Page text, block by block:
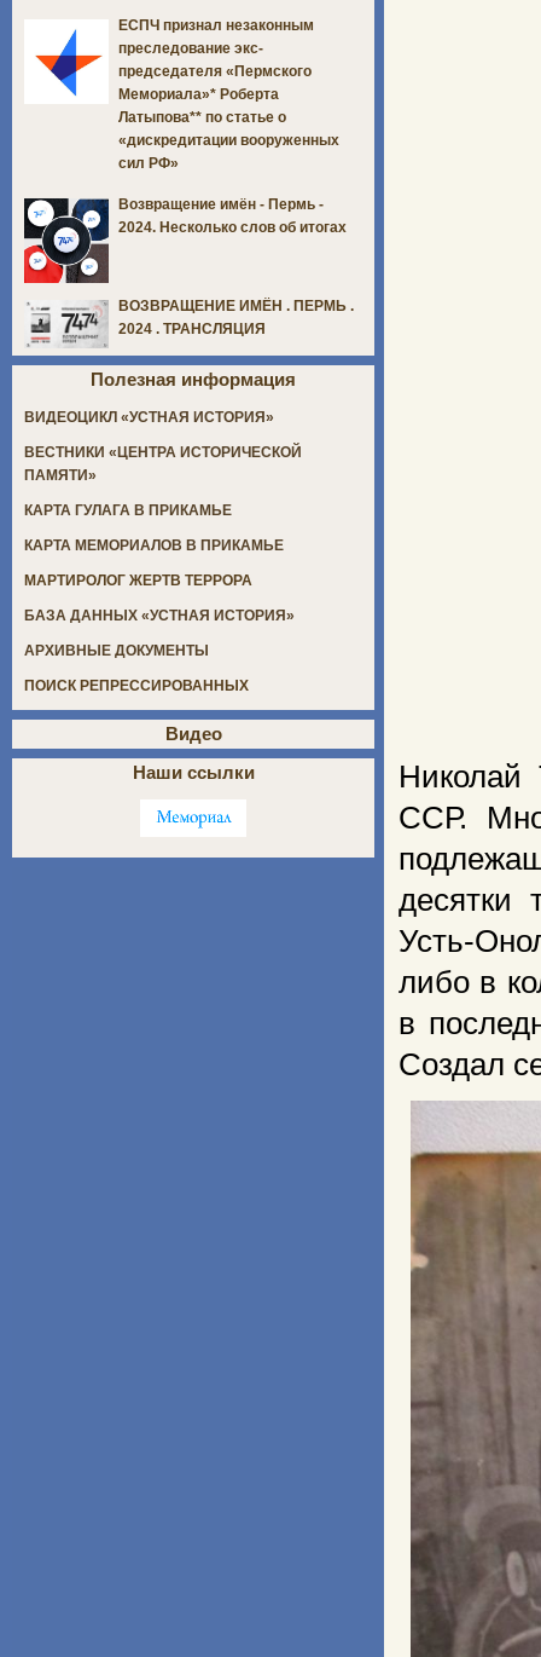
Николай
ССР.
десятки
Усть-
либо в
в
Создал
ЕСПЧ признал незаконным
преследование экс-
председателя «Пермского
Мемориала»* Роберта
Латыпова** по статье о
«дискредитации вооруженных
сил РФ»
Возвращение имён - Пермь -
2024. Несколько слов об итогах
ВОЗВРАЩЕНИЕ ИМЁН . ПЕРМЬ .
2024 . ТРАНСЛЯЦИЯ
Полезная информация
ВИДЕОЦИКЛ «УСТНАЯ ИСТОРИЯ»
ВЕСТНИКИ «ЦЕНТРА ИСТОРИЧЕСКОЙ
ПАМЯТИ»
КАРТА ГУЛАГА В ПРИКАМЬЕ
КАРТА МЕМОРИАЛОВ В ПРИКАМЬЕ
МАРТИРОЛОГ ЖЕРТВ ТЕРРОРА
БАЗА ДАННЫХ «УСТНАЯ ИСТОРИЯ»
АРХИВНЫЕ ДОКУМЕНТЫ
ПОИСК РЕПРЕССИРОВАННЫХ
Видео
Наши ссылки